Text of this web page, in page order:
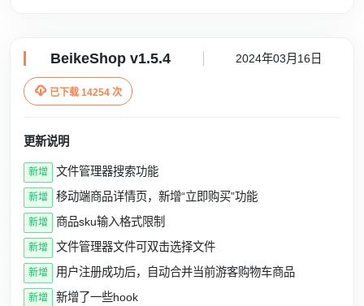
BeikeShop v1.5.4 2024年03月16日
 已下载 14254 次
更新说明
新增 文件管理器搜索功能
新增 移动端商品详情页，新增“立即购买”功能
新增 商品sku输入格式限制
新增 文件管理器文件可双击选择文件
新增 用户注册成功后，自动合并当前游客购物车商品
新增 新增了一些hook